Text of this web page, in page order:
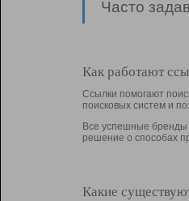
Часто
Как работают
Ссылки помогают
поисковых систем и
Все успешные бренды
решение о способах
Какие